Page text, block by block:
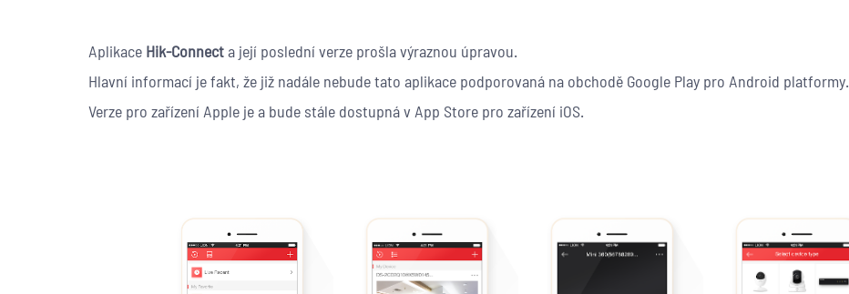
Aplikace Hik-Connecta její poslední verze prošla výraznou úpravou.
Hlavní informací je fakt, že již nadále nebude tato aplikace podporovaná na obchodě Google Play pro Android platformy.
Verze pro zařízení Apple je a bude stále dostupná v App Store pro zařízení iOS.